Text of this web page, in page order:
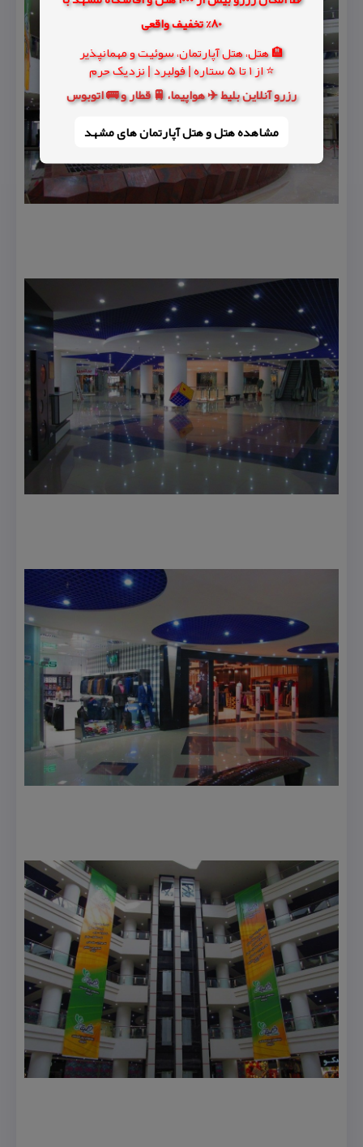
80% تخفیف واقعی
🏨 هتل، هتل آپارتمان، سوئیت و مهمانپذیر
⭐ از 1 تا 5 ستاره | فولبرد | نزدیک حرم
رزرو آنلاین بلیط ✈️ هواپیما، 🚆 قطار و 🚌 اتوبوس
مشاهده هتل و هتل‌ آپارتمان های مشهد